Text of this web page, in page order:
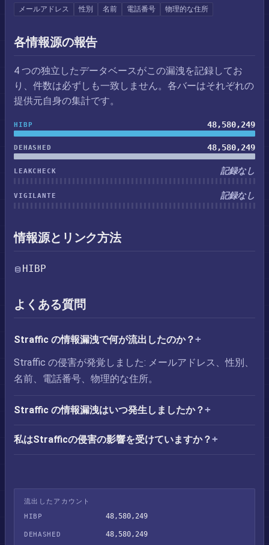
メールアドレス 性別 名前 電話番号 物理的な住所
各情報源の報告
4 つの独立したデータベースがこの漏洩を記録してお
り、件数は必ずしも一致しません。各バーはそれぞれの
提供元自身の集計です。
HIBP 48,580,249
DEHASHED 48,580,249
LEAKCHECK 記録なし
VIGILANTE 記録なし
情報源とリンク方法
HIBP
よくある質問
Straffic の情報漏洩で何が流出したのか？
Straffic の侵害が発覚しました: メールアドレス、性別、
名前、電話番号、物理的な住所。
Straffic の情報漏洩はいつ発生しましたか？
私はStrafficの侵害の影響を受けていますか？
流出したアカウント
HIBP
48,580,249
DEHASHED 48,580,249